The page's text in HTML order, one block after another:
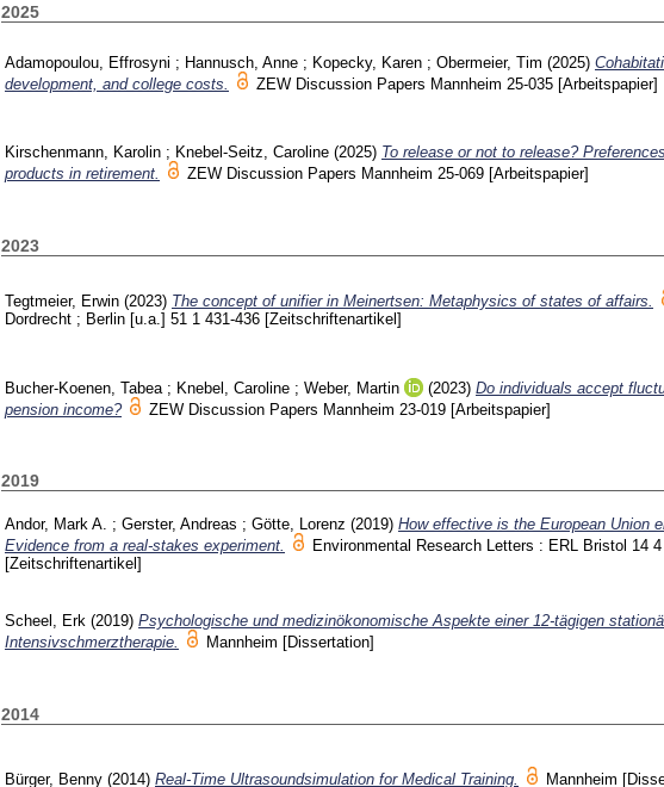
2025
Adamopoulou, Effrosyni ; Hannusch, Anne ; Kopecky, Karen ; Obermeier, Tim (2025)
development, and college costs.
ZEW Discussion Papers Mannheim 25-035 [Arbeitspapier]
Kirschenmann, Karolin ; Knebel-Seitz, Caroline (2025) To release or not to release?
products in retirement.
ZEW Discussion Papers Mannheim 25-069 [Arbeitspapier]
2023
Tegtmeier, Erwin (2023) The concept of unifier in Meinertsen: Metaphysics of states of affairs.
Dordrecht ; Berlin [u.a.] 51 1 431-436 [Zeitschriftenartikel]
Bucher-Koenen, Tabea ; Knebel, Caroline ; Weber, Martin (2023) Do individuals accept
pension income?
ZEW Discussion Papers Mannheim 23-019 [Arbeitspapier]
2019
Andor, Mark A. ; Gerster, Andreas ; Götte, Lorenz (2019) How effective is the European Union
Evidence from a real-stakes experiment.
Environmental Research Letters : ERL Bristol 14
[Zeitschriftenartikel]
Scheel, Erk (2019) Psychologische und medizinökonomische Aspekte einer 12-tägigen
Intensivschmerztherapie.
Mannheim [Dissertation]
2014
Bürger, Benny (2014) Real-Time Ultrasoundsimulation for Medical Training. Mannheim